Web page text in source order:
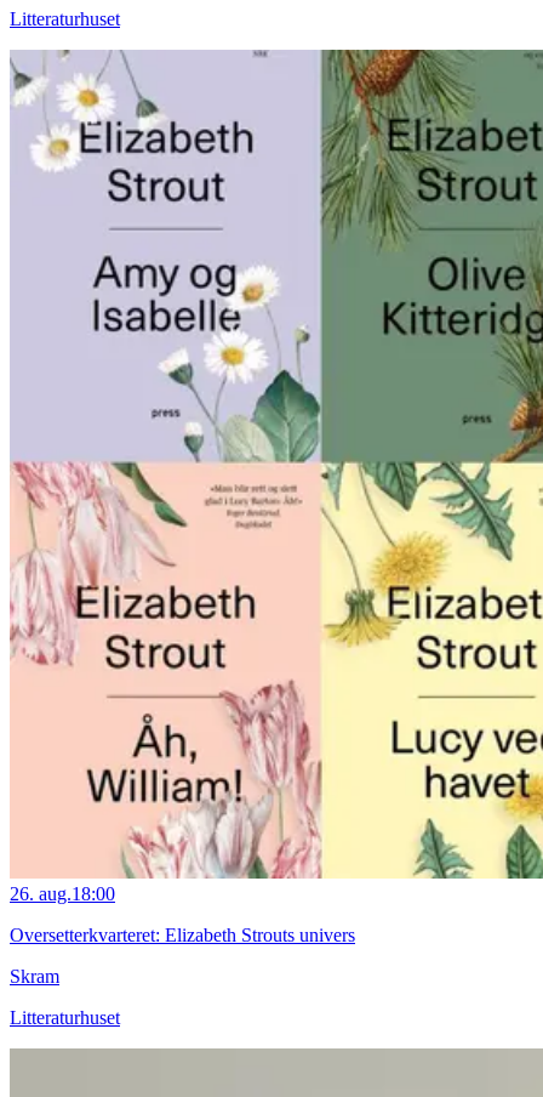
Litteraturhuset
26. aug.18:00
Oversetterkvarteret: Elizabeth Strouts univers
Skram
Litteraturhuset